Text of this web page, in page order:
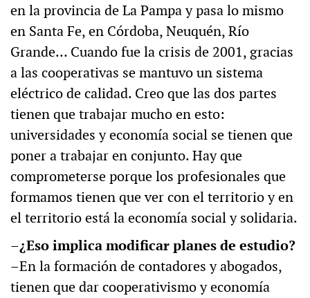
en la provincia de La Pampa y pasa lo mismo
en Santa Fe, en Córdoba, Neuquén, Río
Grande… Cuando fue la crisis de 2001, gracias
a las cooperativas se mantuvo un sistema
eléctrico de calidad. Creo que las dos partes
tienen que trabajar mucho en esto:
universidades y economía social se tienen que
poner a trabajar en conjunto. Hay que
comprometerse porque los profesionales que
formamos tienen que ver con el territorio y en
el territorio está la economía social y solidaria.
–¿Eso implica modificar planes de estudio?
–En la formación de contadores y abogados,
tienen que dar cooperativismo y economía